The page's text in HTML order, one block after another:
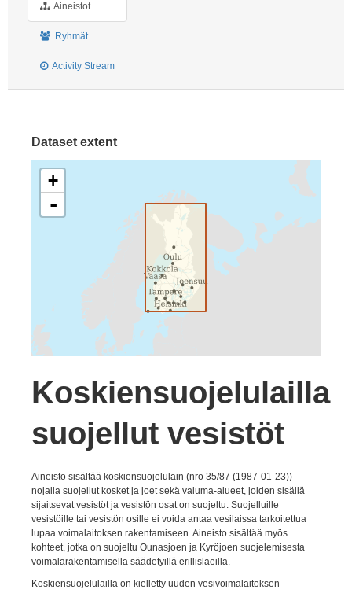
Aineistot
Ryhmät
Activity Stream
Dataset extent
+
-
Koskiensuojelulailla
suojellut vesistöt
Aineisto sisältää koskiensuojelulain (nro 35/87 (1987-01-23))
nojalla suojellut kosket ja joet sekä valuma-alueet, joiden sisällä
sijaitsevat vesistöt ja vesistön osat on suojeltu. Suojelluille
vesistöille tai vesistön osille ei voida antaa vesilaissa tarkoitettua
lupaa voimalaitoksen rakentamiseen. Aineisto sisältää myös
kohteet, jotka on suojeltu Ounasjoen ja Kyröjoen suojelemisesta
voimalarakentamisella säädetyillä erillislaeilla.
Koskiensuojelulailla on kielletty uuden vesivoimalaitoksen